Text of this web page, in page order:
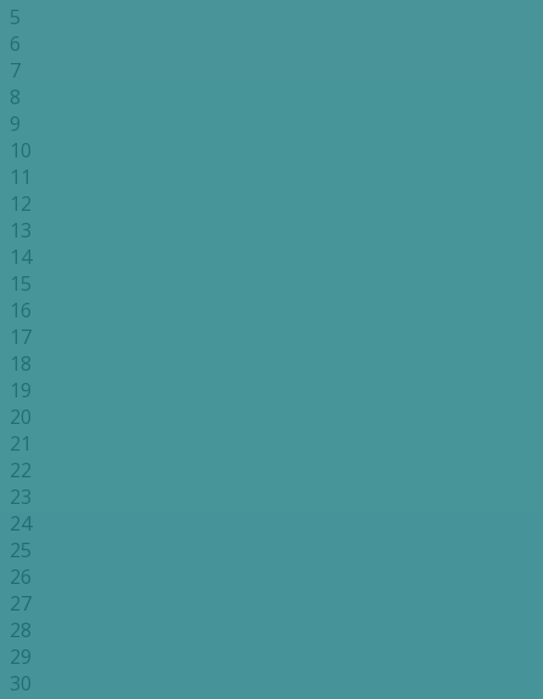
5
6
7
8
9
10
11
12
13
14
15
16
17
18
19
20
21
22
23
24
25
26
27
28
29
30